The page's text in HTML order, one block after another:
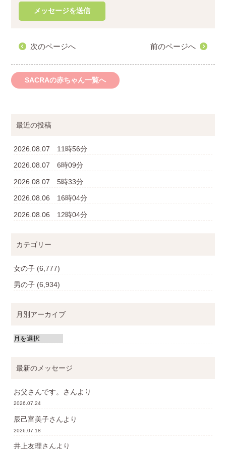
次のページへ 前のページへ
SACRAの赤ちゃん一覧へ
最近の投稿
2026.08.07 11時56分
2026.08.07 6時09分
2026.08.07 5時33分
2026.08.06 16時04分
2026.08.06 12時04分
カテゴリー
女の子 (6,777)
男の子 (6,934)
月別アーカイブ
最新のメッセージ
お父さんです。 さんより
2026.07.24
辰己富美子さんより
2026.07.18
井上友理さんより